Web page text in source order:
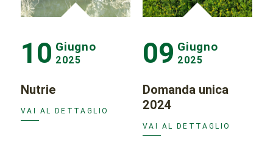
10 Giugno
2025
Nutrie
VAI AL DETTAGLIO
09 Giugno
2025
Domanda unica
2024
VAI AL DETTAGLIO